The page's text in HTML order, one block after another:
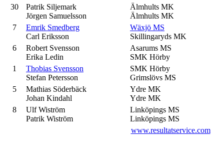
30
Patrik Siljemark
Jörgen Samuelsson
Älmhults MK
Älmhults MK
7
Emrik Smedberg
Carl Eriksson
Wäxjö MS
Skillingaryds MK
6
Robert Svensson
Erika Ledin
Asarums MS
SMK Hörby
1
Thobias Svensson
Stefan Petersson
SMK Hörby
Grimslövs MS
5
Mathias Söderbäck
Johan Kindahl
Ydre MK
Ydre MK
8
Ulf Wiström
Patrik Wiström
Linköpings MS
Linköpings MS
www.resultatservice.com